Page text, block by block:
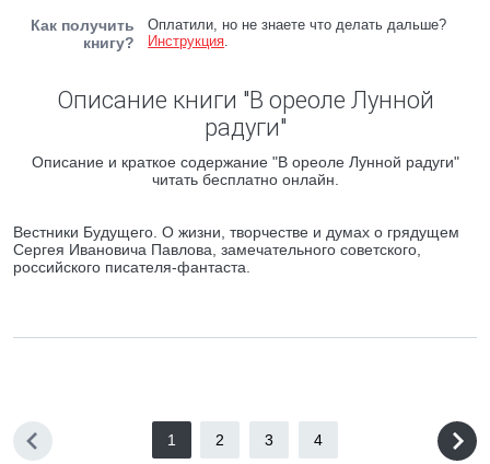
Как получить
книгу?
Оплатили, но не знаете что делать дальше?
Инструкция.
Описание книги "В ореоле Лунной
радуги"
Описание и краткое содержание "В ореоле Лунной радуги"
читать бесплатно онлайн.
Вестники Будущего. О жизни, творчестве и думах о грядущем
Сергея Ивановича Павлова, замечательного советского,
российского писателя-фантаста.
1 2 3 4